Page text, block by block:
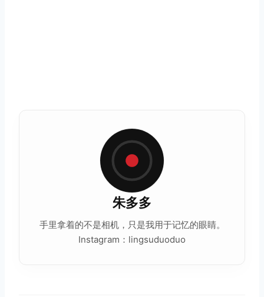
朱多多
手里拿着的不是相机，只是我用于记忆的眼睛。
Instagram：lingsuduoduo